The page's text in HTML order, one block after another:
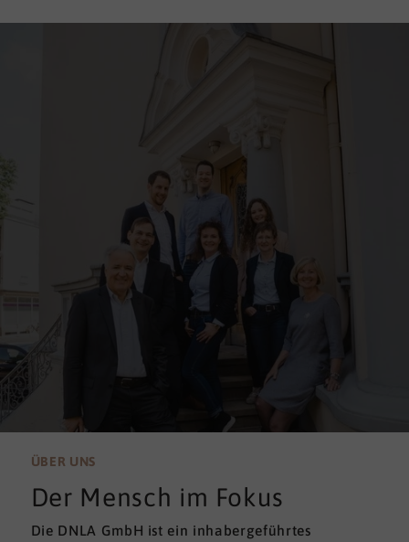
ÜBER UNS
Der Mensch im Fokus
Die DNLA GmbH ist ein inhabergeführtes